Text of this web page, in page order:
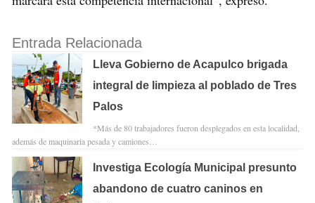
Entrada Relacionada
Lleva Gobierno de Acapulco brigada
integral de limpieza al poblado de Tres
Palos
*Más de 80 trabajadores fueron desplegados en esta localidad,
además de maquinaria pesada y camiones…
Investiga Ecología Municipal presunto
abandono de cuatro caninos en